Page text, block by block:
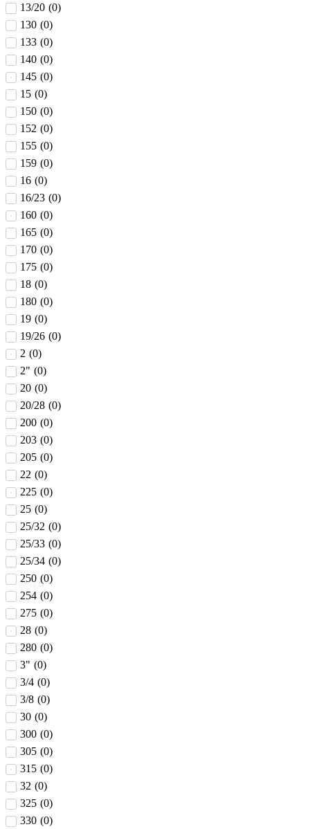
13/20 (0)
130 (0)
133 (0)
140 (0)
145 (0)
15 (0)
150 (0)
152 (0)
155 (0)
159 (0)
16 (0)
16/23 (0)
160 (0)
165 (0)
170 (0)
175 (0)
18 (0)
180 (0)
19 (0)
19/26 (0)
2 (0)
2" (0)
20 (0)
20/28 (0)
200 (0)
203 (0)
205 (0)
22 (0)
225 (0)
25 (0)
25/32 (0)
25/33 (0)
25/34 (0)
250 (0)
254 (0)
275 (0)
28 (0)
280 (0)
3" (0)
3/4 (0)
3/8 (0)
30 (0)
300 (0)
305 (0)
315 (0)
32 (0)
325 (0)
330 (0)